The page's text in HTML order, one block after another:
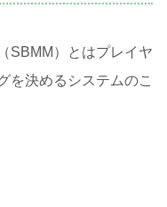
SBMM）とはプレイヤ
を決めるシステムのこ